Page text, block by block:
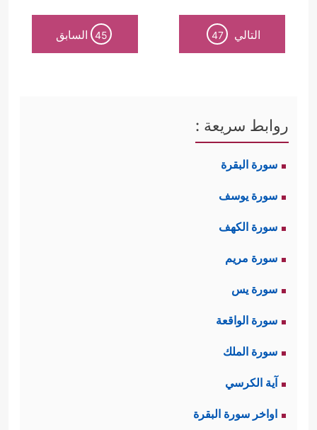
التالي 47
45 السابق
روابط سريعة :
سورة البقرة
سورة يوسف
سورة الكهف
سورة مريم
سورة يس
سورة الواقعة
سورة الملك
آية الكرسي
اواخر سورة البقرة